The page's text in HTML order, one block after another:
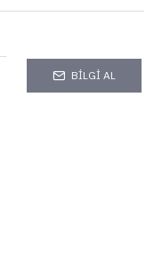
BILGI AL